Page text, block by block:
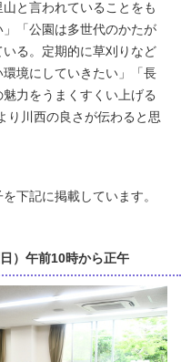
と言われていることをも
「公園は多世代のかたが
る。定期的に草刈りなど
境にしていきたい」「長
力をうまくすくい上げる
り川西の良さが伝わると思
下記に掲載しています。
）午前10時から正午